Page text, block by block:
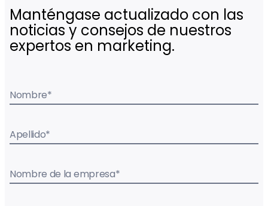
Manténgase actualizado con las
noticias y consejos de nuestros
expertos en marketing.
Nombre*
Apellido*
Nombre de la empresa*